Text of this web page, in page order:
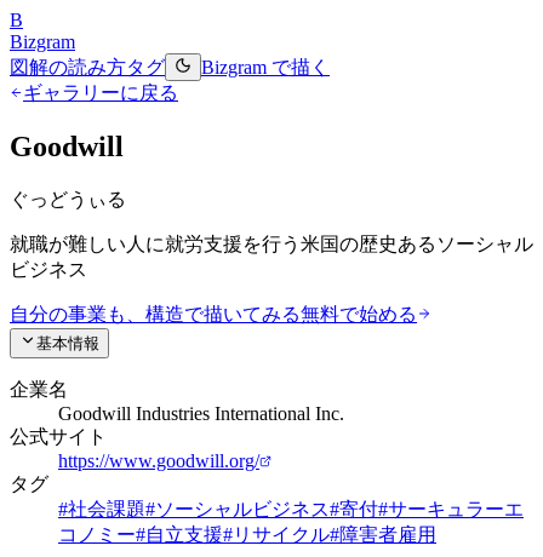
B
Bizgram
図解の読み方タグ
Bizgram で描く
ギャラリーに戻る
Goodwill
ぐっどうぃる
就職が難しい人に就労支援を行う米国の歴史あるソーシャル
ビジネス
自分の事業も、構造で描いてみる無料で始める
基本情報
企業名
Goodwill Industries International Inc.
公式サイト
https://www.goodwill.org/
タグ
#社会課題#ソーシャルビジネス#寄付#サーキュラーエ
コノミー#自立支援#リサイクル#障害者雇用